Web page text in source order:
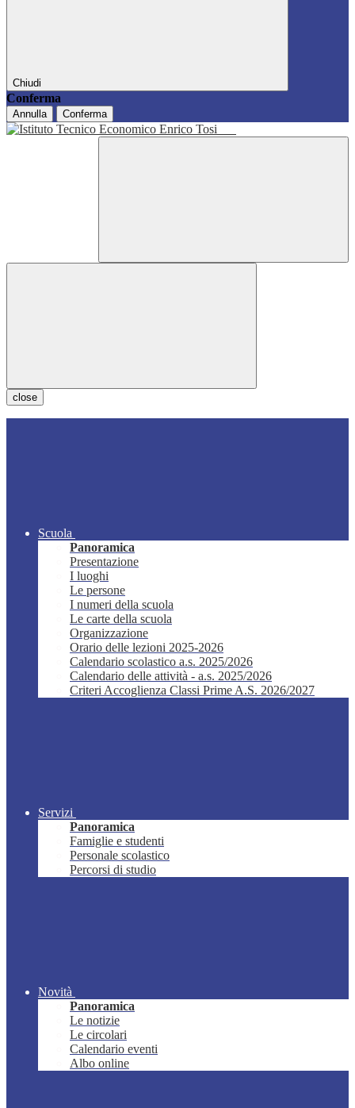
Chiudi
Conferma
Annulla Conferma
close
Scuola
Panoramica
Presentazione
I luoghi
Le persone
I numeri della scuola
Le carte della scuola
Organizzazione
Orario delle lezioni 2025-2026
Calendario scolastico a.s. 2025/2026
Calendario delle attività - a.s. 2025/2026
Criteri Accoglienza Classi Prime A.S. 2026/2027
Servizi
Panoramica
Famiglie e studenti
Personale scolastico
Percorsi di studio
Novità
Panoramica
Le notizie
Le circolari
Calendario eventi
Albo online